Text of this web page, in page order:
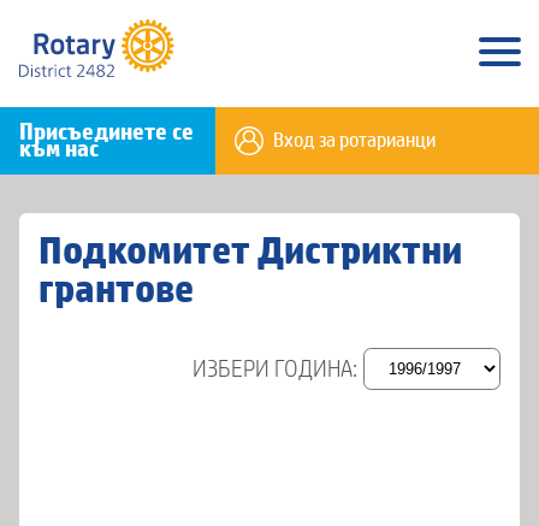
Присъединете се
към нас Вход за ротарианци
Подкомитет Дистриктни
грантове
ИЗБЕРИ ГОДИНА: